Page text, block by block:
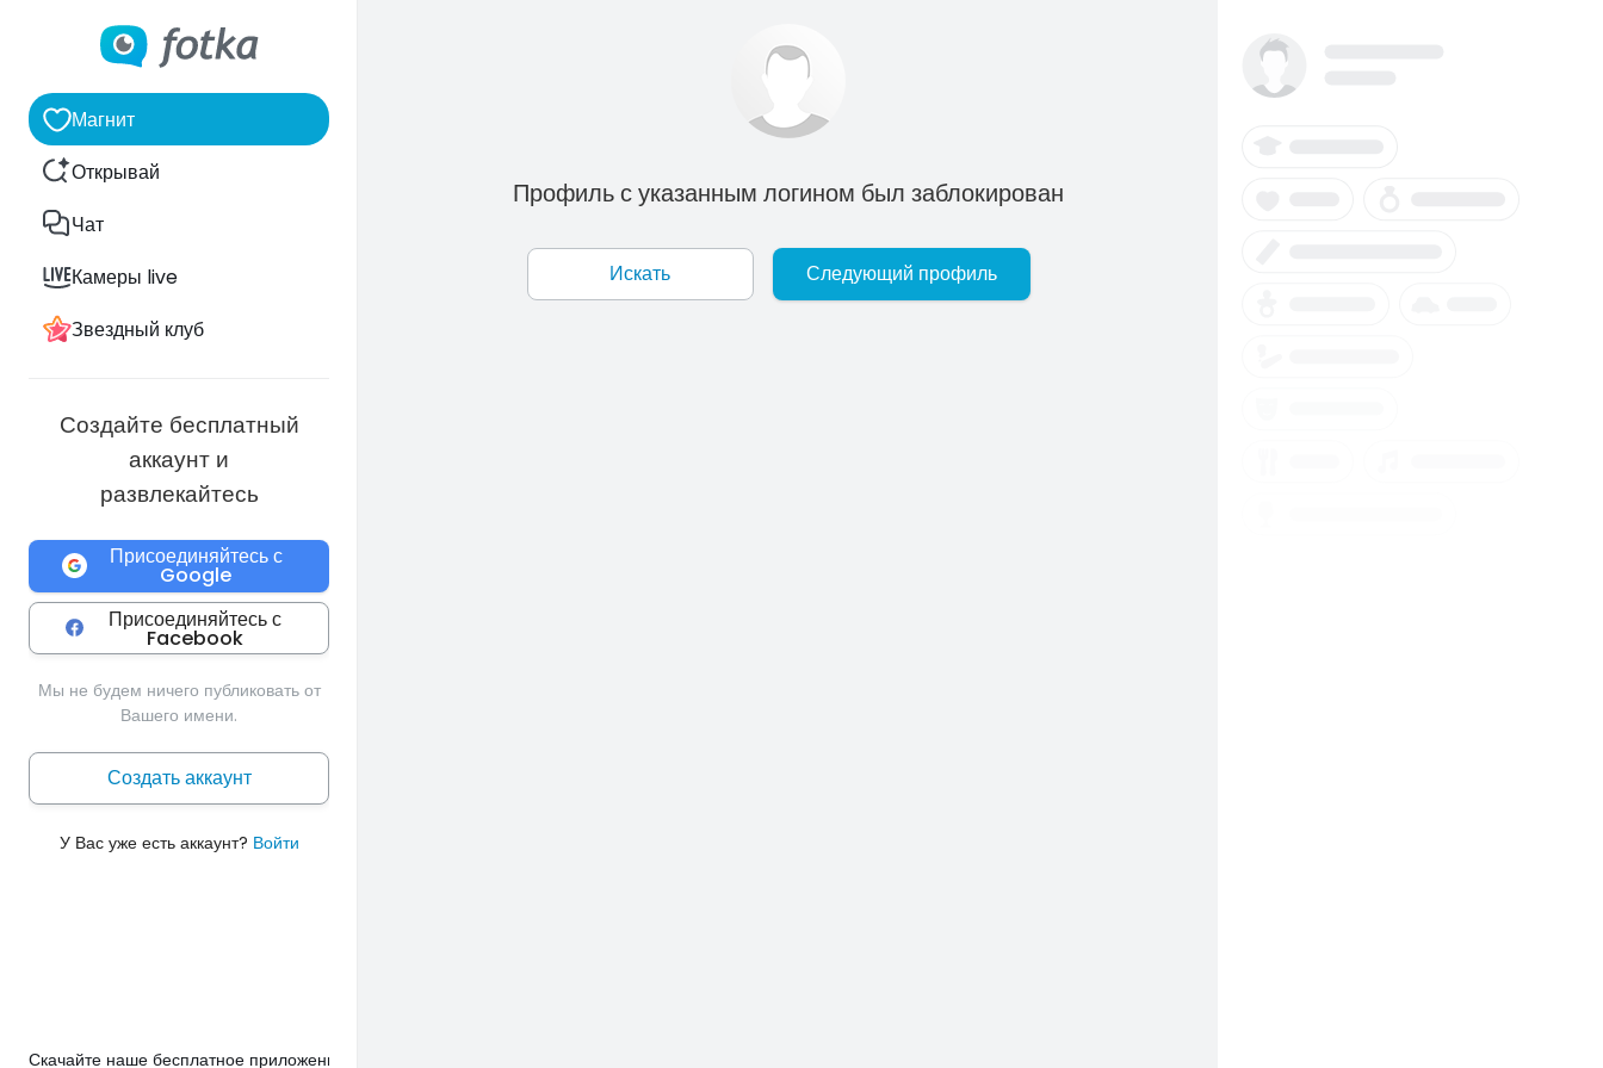
Магнит
Открывай
Чат
Камеры live
Звездный клуб
Создайте бесплатный
аккаунт и
развлекайтесь
Присоединяйтесь с
Google
Присоединяйтесь с
Facebook
Мы не будем ничего публиковать от
Вашего имени.
Создать аккаунт
У Вас уже есть аккаунт? Войти
Скачайте наше бесплатное приложение
Профиль с указанным логином был заблокирован
Следующий профиль
Искать